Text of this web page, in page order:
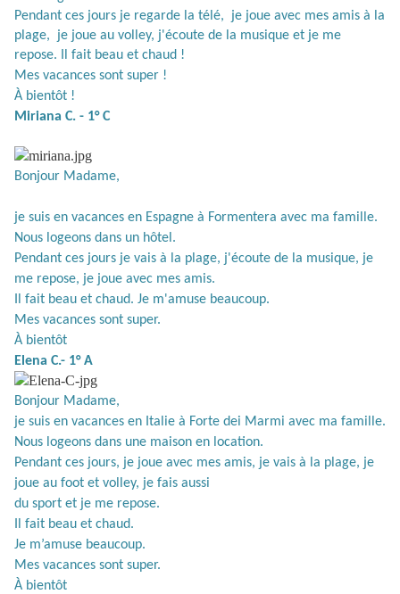
Pendant ces jours je regarde la télé,
je joue avec mes amis à la
plage,
je joue au volley, j'écoute de la musique et je me
repose. Il fait beau et chaud !
Mes vacances sont super !
À bientôt !
Miriana C. - 1° C
Bonjour Madame,
je suis en vacances en Espagne à Formentera avec ma famille.
Nous logeons dans un hôtel.
Pendant ces jours je vais à la plage, j'écoute de la musique, je
me repose, je joue avec mes amis.
Il fait beau et chaud. Je m'amuse beaucoup.
Mes vacances sont super.
À bientôt
Elena C.- 1° A
Bonjour Madame,
je suis en vacances en Italie à Forte dei Marmi avec ma famille.
Nous logeons dans une maison en location.
Pendant ces jours, je joue avec mes amis, je vais à la plage, je
joue au foot et volley, je fais aussi
du sport et je me repose.
Il fait beau et chaud.
Je m’amuse beaucoup.
Mes vacances sont super.
À bientôt